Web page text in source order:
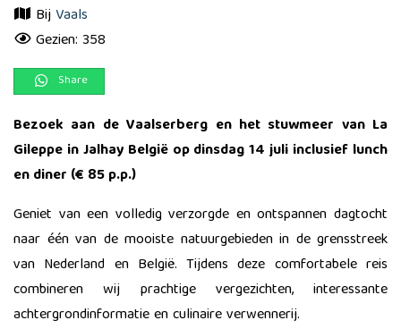
BijVaals
Gezien: 358
Share
Bezoek aan de Vaalserberg en het stuwmeer van La
Gileppe in Jalhay België op dinsdag 14 juli inclusief lunch
en diner (€ 85 p.p.)
Geniet van een volledig verzorgde en ontspannen dagtocht
naar één van de mooiste natuurgebieden in de grensstreek
van Nederland en België. Tijdens deze comfortabele reis
combineren wij prachtige vergezichten, interessante
achtergrondinformatie en culinaire verwennerij.